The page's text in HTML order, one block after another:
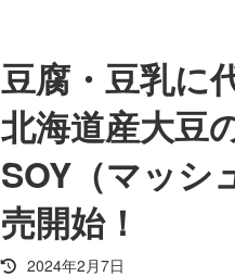
豆腐・豆乳に
北海道産大
SOY（マッシ
売開始！
最
2024年2月7日